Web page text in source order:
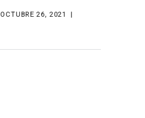
OCTUBRE 26, 2021